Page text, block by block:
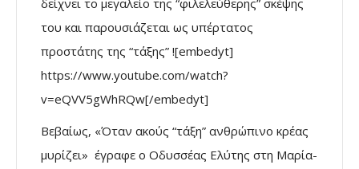
δείχνει το μεγαλείο της “φιλελεύθερης” σκέψης
του και παρουσιάζεται ως υπέρτατος
προστάτης της “τάξης” ![embedyt]
https://www.youtube.com/watch?
v=eQVV5gWhRQw[/embedyt]
Βεβαίως, «Όταν ακούς “τάξη” ανθρώπινο κρέας
μυρίζει» έγραφε ο Οδυσσέας Ελύτης στη Μαρία-